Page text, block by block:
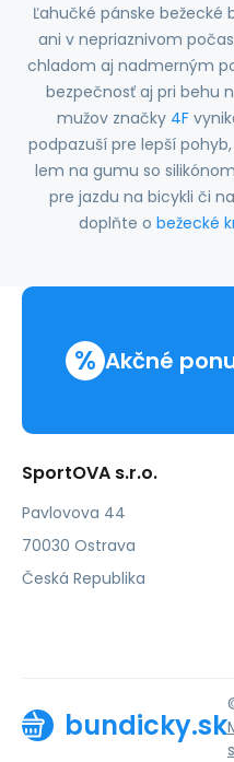
Ľahučké pánske
ani v nepriaznivom
chladom aj nadmerným
bezpečnosť aj pri behu
mužov značky 4F
podpazuší pre lepší
lem na gumu so
pre jazdu na bicykli či
doplňte o bežecké
% Akčné
SportOVA s.r.o.
Pavlovova 44
70030 Ostrava
Česká Republika
bundicky.sk